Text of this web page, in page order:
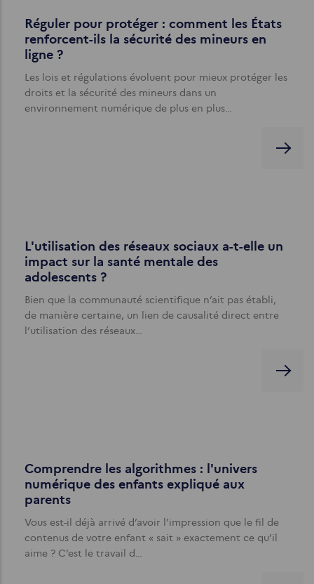
Réguler pour protéger : comment les États
renforcent-ils la sécurité des mineurs en
ligne ?
Les lois et régulations évoluent pour mieux protéger les
droits et la sécurité des mineurs dans un
environnement numérique de plus en plus…
L'utilisation des réseaux sociaux a-t-elle un
impact sur la santé mentale des
adolescents ?
Bien que la communauté scientifique n’ait pas établi,
de manière certaine, un lien de causalité direct entre
l’utilisation des réseaux…
Comprendre les algorithmes : l'univers
numérique des enfants expliqué aux
parents
Vous est-il déjà arrivé d’avoir l’impression que le fil de
contenus de votre enfant « sait » exactement ce qu’il
aime ? C’est le travail d…